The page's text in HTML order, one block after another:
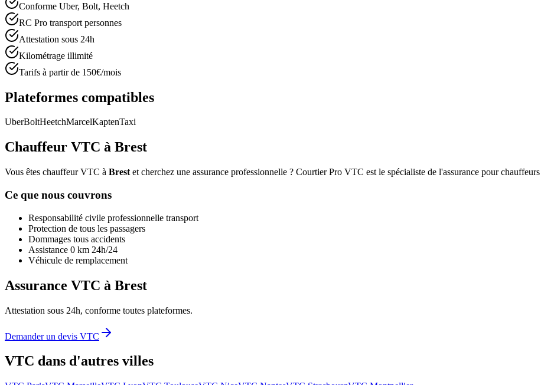
Conforme Uber, Bolt, Heetch
RC Pro transport personnes
Attestation sous 24h
Kilométrage illimité
Tarifs à partir de 150€/mois
Plateformes compatibles
UberBoltHeetchMarcelKaptenTaxi
Chauffeur VTC à Brest
Vous êtes chauffeur VTC à Brest et cherchez une assurance professionnelle ? Courtier Pro VTC est le spécialiste de l'assurance pour
Ce que nous couvrons
Responsabilité civile professionnelle transport
Protection de tous les passagers
Dommages tous accidents
Assistance 0 km 24h/24
Véhicule de remplacement
Assurance VTC à Brest
Attestation sous 24h, conforme toutes plateformes.
Demander un devis VTC
VTC dans d'autres villes